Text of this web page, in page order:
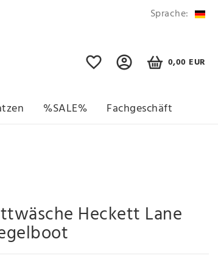
Sprache:
0,00 EUR
%SALE% Fachgeschäft
Heckett Lane